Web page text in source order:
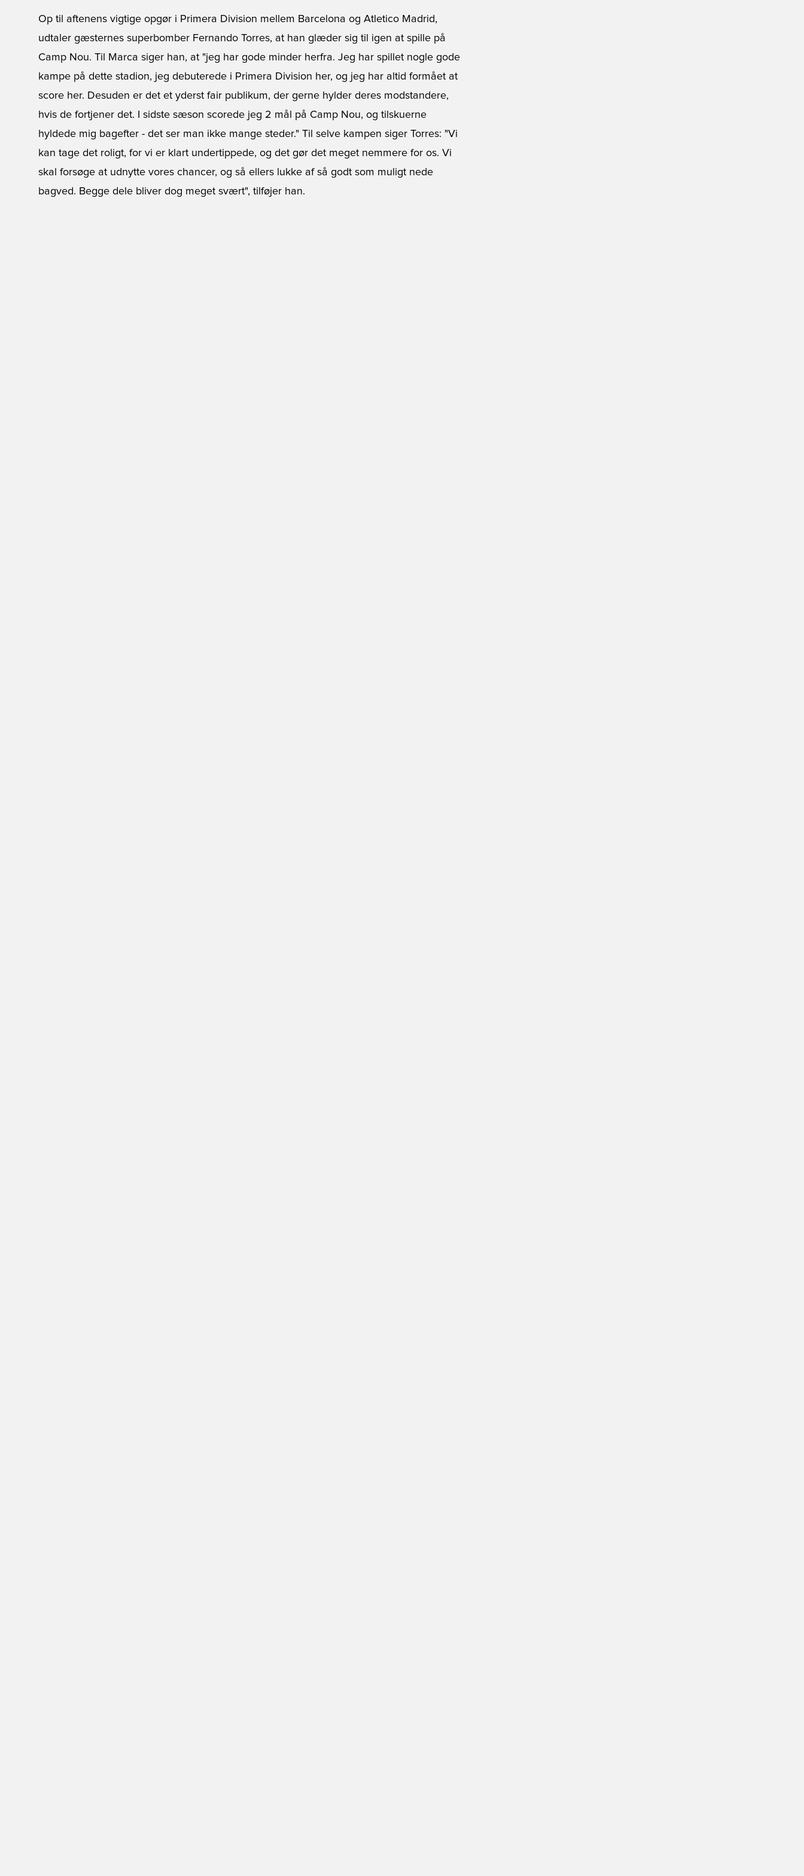
Op til aftenens vigtige opgør i Primera Division mellem Barcelona og Atletico Madrid,
udtaler gæsternes superbomber Fernando Torres, at han glæder sig til igen at spille på
Camp Nou. Til Marca siger han, at "jeg har gode minder herfra. Jeg har spillet nogle gode
kampe på dette stadion, jeg debuterede i Primera Division her, og jeg har altid formået at
score her. Desuden er det et yderst fair publikum, der gerne hylder deres modstandere,
hvis de fortjener det. I sidste sæson scorede jeg 2 mål på Camp Nou, og tilskuerne
hyldede mig bagefter - det ser man ikke mange steder." Til selve kampen siger Torres: "Vi
kan tage det roligt, for vi er klart undertippede, og det gør det meget nemmere for os. Vi
skal forsøge at udnytte vores chancer, og så ellers lukke af så godt som muligt nede
bagved. Begge dele bliver dog meget svært", tilføjer han.